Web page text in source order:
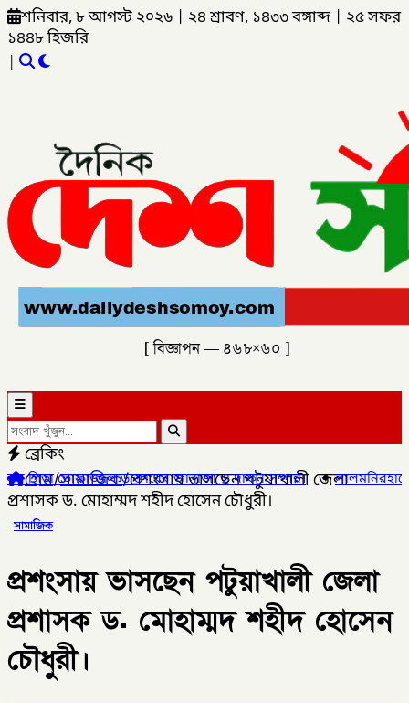
শনিবার, ৮ আগস্ট ২০২৬ ২৪ শ্রাবণ, ১৪৩৩ বঙ্গাব্দ
২৫ সফর
১৪৪৮ হিজরি
|
[ বিজ্ঞাপন — ৪৬৮×৬০ ]
ব্রেকিং
ডাক্তারের জানাজা ও দাফন সম্পন্ন।✦লালমনিরহাটের ৫
হোম/সামাজিক/প্রশংসায় ভাসছেন পটুয়াখালী জেলা
প্রশাসক ড. মোহাম্মদ শহীদ হোসেন চৌধুরী।
সামাজিক
প্রশংসায় ভাসছেন পটুয়াখালী জেলা
প্রশাসক ড. মোহাম্মদ শহীদ হোসেন
চৌধুরী।